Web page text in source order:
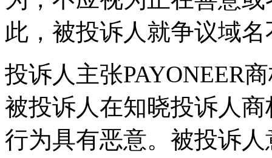
此，被投诉人就争议域
投诉人主张PAYONEER
被投诉人在知晓投诉人
行为具有恶意。被投诉